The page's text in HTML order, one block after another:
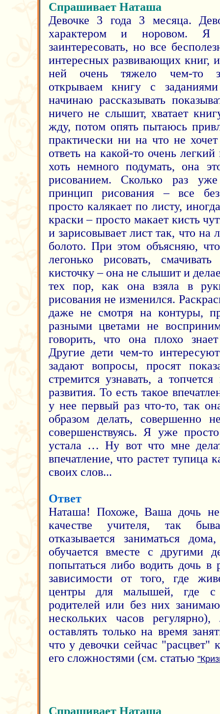
Спрашивает Наташа
Девочке 3 года 3 месяца.
характером и норовом. Я
заинтересовать, но все
интересных развивающих книг,
ней очень тяжело чем-то
открываем книгу с
начинаю рассказывать
ничего не слышит, хватает
жду, потом опять пытаюсь
практически ни на что не
ответь на какой-то очень
хоть немного подумать, она
рисованием. Сколько раз
принцип рисования – все
просто калякает по листу,
краски – просто макает кисть
и зарисовывает лист так, что на
болото. При этом объясняю,
легонько рисовать,
кисточку – она не слышит и
тех пор, как она взяла в
рисования не изменился.
даже не смотря на контуры,
разными цветами не
говорить, что она плохо
Другие дети чем-то
задают вопросы, просят
стремится узнавать, а
развития. То есть такое
у нее первый раз что-то, так
образом делать, совершенно
совершенствуясь. Я уже
устала … Ну вот что мне
впечатление, что растет тупица
своих слов...
Ответ
Наташа! Похоже, Ваша дочь
качестве учителя, так
отказывается заниматься
обучается вместе с другими
попытаться либо водить дочь
зависимости от того, где
центры для малышей, где с
родителей или без них
нескольких часов
оставлять только на время
что у девочки сейчас "расцвет"
его сложностями (см. статью
Спрашивает Наташа